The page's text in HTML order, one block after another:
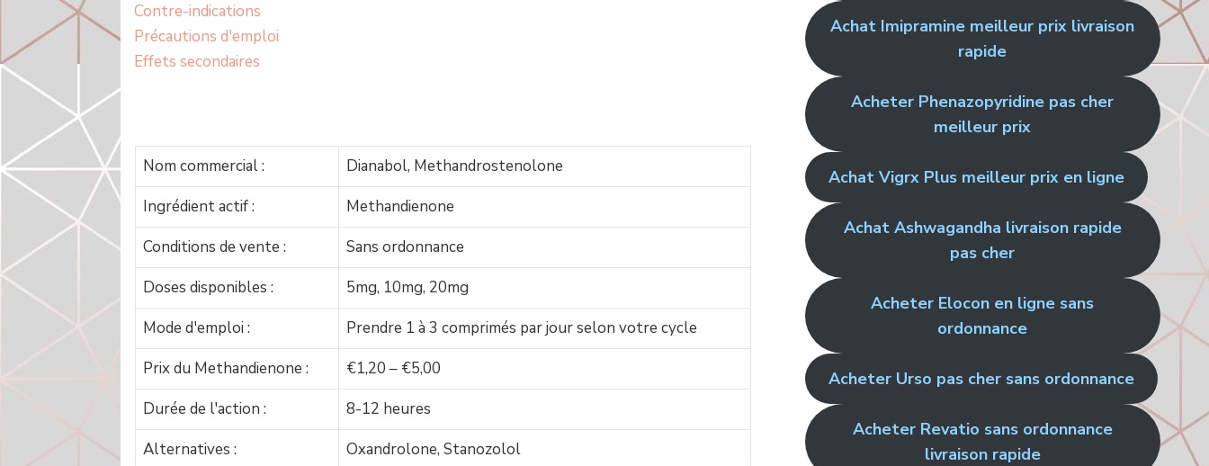
Contre-indications
Précautions d'emploi
Effets secondaires
Nom commercial :
Dianabol, Methandrostenolone
Ingrédient actif :
Methandienone
Conditions de vente :
Sans ordonnance
Doses disponibles :
5mg, 10mg, 20mg
Mode d'emploi :
Prendre 1 à 3 comprimés par jour selon votre cycle
Prix du Methandienone :
€1,20 – €5,00
Durée de l'action :
8-12 heures
Alternatives :
Oxandrolone, Stanozolol
Achat Imipramine meilleur prix livraison
rapide
Acheter Phenazopyridine pas cher
meilleur prix
Achat Vigrx Plus meilleur prix en ligne
Achat Ashwagandha livraison rapide
pas cher
Acheter Elocon en ligne sans
ordonnance
Acheter Urso pas cher sans ordonnance
Acheter Revatio sans ordonnance
livraison rapide